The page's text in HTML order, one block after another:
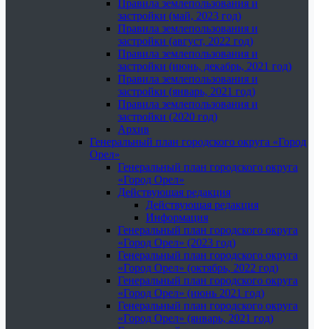
Правила землепользования и
застройки (май, 2023 год)
Правила землепользования и
застройки (август, 2022 год)
Правила землепользования и
застройки (июнь, декабрь, 2021 год)
Правила землепользования и
застройки (январь, 2021 год)
Правила землепользования и
застройки (2020 год)
Архив
Генеральный план городского округа «Город
Орел»
Генеральный план городского округа
«Город Орел»
Действующая редакция
Действующая редакция
Информация
Генеральный план городского округа
«Город Орел» (2023 год)
Генеральный план городского округа
«Город Орел» (октябрь, 2022 год)
Генеральный план городского округа
«Город Орел» (июнь 2021 год)
Генеральный план городского округа
«Город Орел» (январь, 2021 год)